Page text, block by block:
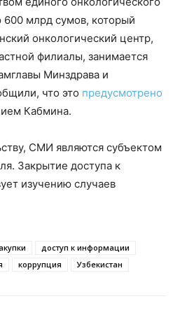
млрд сумов, который
онкологический центр,
филиалы, занимается
Минздрава и
что это предусмотрено
Кабмина.
СМИ являются субъектом
Закрытие доступа к
изучению случаев
доступ к информации
коррупция Узбекистан